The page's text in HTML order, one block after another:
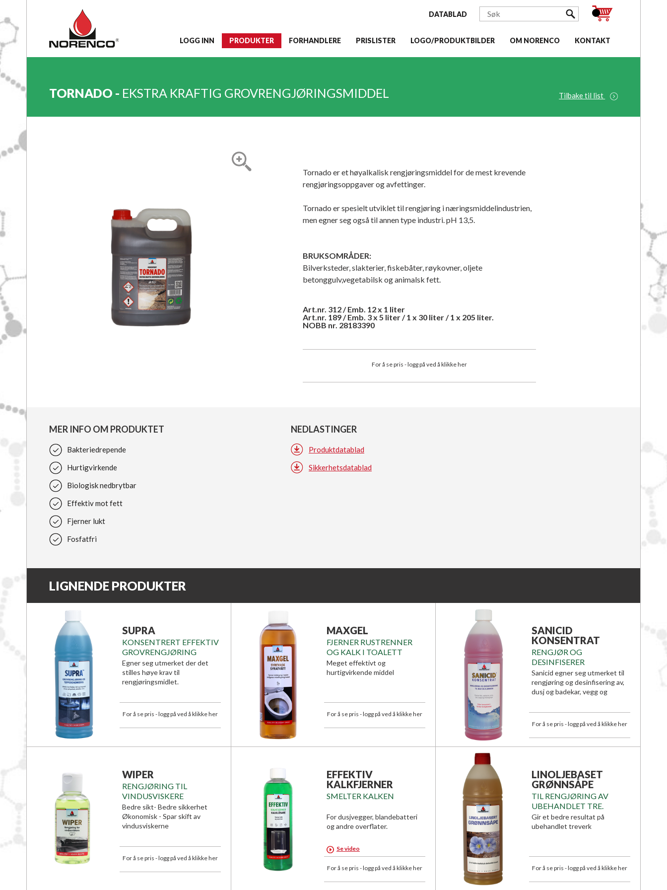
DATABLAD
LOGG INN PRODUKTER FORHANDLERE PRISLISTER LOGO/PRODUKTBILDER OM NORENCO KONTAKT
TORNADO - EKSTRA KRAFTIG GROVRENGJØRINGSMIDDEL Tilbake til list
Tornado er et høyalkalisk rengjøringsmiddel for de mest krevende
rengjøringsoppgaver og avfettinger.
Tornado er spesielt utviklet til rengjøring i næringsmiddelindustrien,
men egner seg også til annen type industri. pH 13,5.
BRUKSOMRÅDER:
Bilverksteder, slakterier, fiskebåter, røykovner, oljete
betonggulv,vegetabilsk og animalsk fett.
Art.nr. 312 / Emb. 12 x 1 liter
Art.nr. 189 / Emb. 3 x 5 liter / 1 x 30 liter / 1 x 205 liter.
NOBB nr. 28183390
For å se pris - logg på ved å klikke her
MER INFO OM PRODUKTET
Bakteriedrepende
Hurtigvirkende
Biologisk nedbrytbar
Effektiv mot fett
Fjerner lukt
Fosfatfri
NEDLASTINGER
Produktdatablad
Sikkerhetsdatablad
LIGNENDE PRODUKTER
SUPRA
KONSENTRERT EFFEKTIV
GROVRENGJØRING
Egner seg utmerket der det
stilles høye krav til
rengjøringsmidlet.
For å se pris - logg på ved å klikke her
MAXGEL
FJERNER RUSTRENNER
OG KALK I TOALETT
Meget effektivt og
hurtigvirkende middel
For å se pris - logg på ved å klikke her
SANICID
KONSENTRAT
RENGJØR OG
DESINFISERER
Sanicid egner seg utmerket til
rengjøring og desinfisering av,
dusj og badekar, vegg og
For å se pris - logg på ved å klikke her
WIPER
RENGJØRING TIL
VINDUSVISKERE
Bedre sikt- Bedre sikkerhet
Økonomisk - Spar skift av
vindusviskerne
For å se pris - logg på ved å klikke her
EFFEKTIV
KALKFJERNER
SMELTER KALKEN
For dusjvegger, blandebatteri
og andre overflater.
Se video
For å se pris - logg på ved å klikke her
LINOLJEBASET
GRØNNSÅPE
TIL RENGJØRING AV
UBEHANDLET TRE.
Gir et bedre resultat på
ubehandlet treverk
For å se pris - logg på ved å klikke her